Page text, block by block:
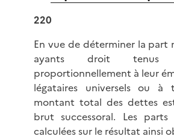
220
En vue de déterminer la part
ayants droit tenus
proportionnellement à leur
légataires universels ou à
montant total des dettes
brut successoral. Les
calculées sur le résultat ainsi